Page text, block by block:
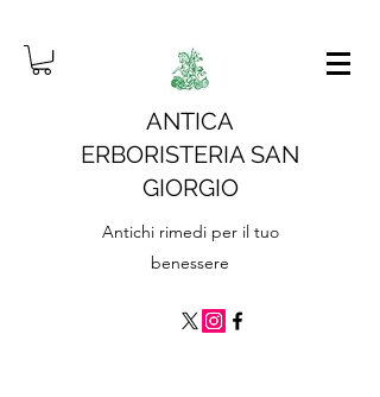
ANTICA
ERBORISTERIA SAN
GIORGIO
Antichi rimedi per il tuo
benessere